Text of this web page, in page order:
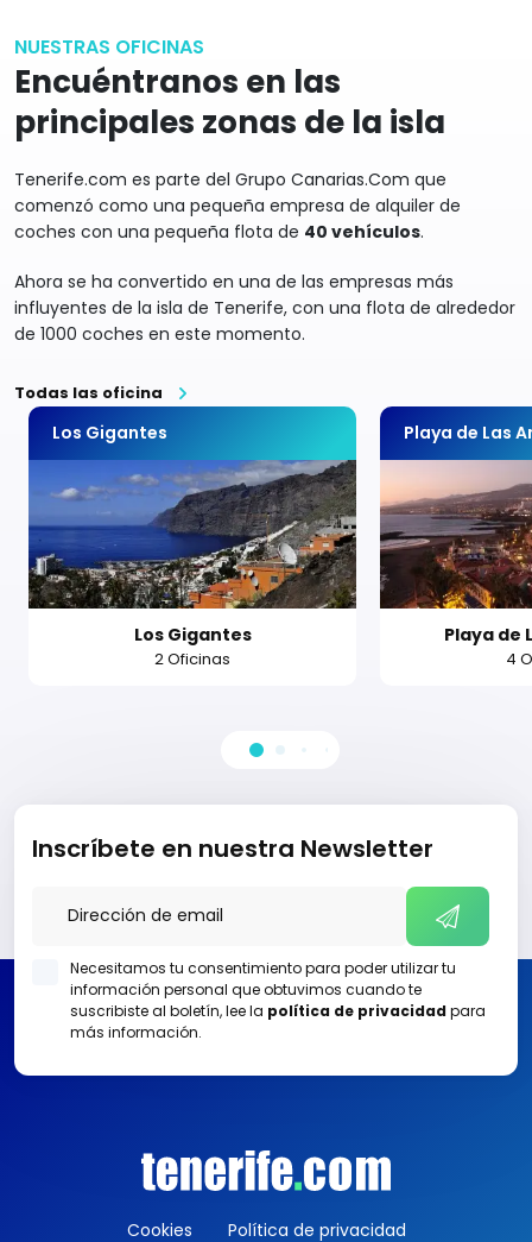
NUESTRAS OFICINAS
Encuéntranos en las
principales zonas de la isla
Tenerife.com es parte del Grupo Canarias.Com que
comenzó como una pequeña empresa de alquiler de
coches con una pequeña flota de 40 vehículos.
Ahora se ha convertido en una de las empresas más
influyentes de la isla de Tenerife, con una flota de alrededor
de 1000 coches en este momento.
Todas las oficina
Los Gigantes
Los Gigantes
2 Oficinas
Playa de Las
Playa de
4
Inscríbete en nuestra Newsletter
Necesitamos tu consentimiento para poder utilizar tu
información personal que obtuvimos cuando te
suscribiste al boletín, lee la política de privacidad para
más información.
Cookies Política de privacidad